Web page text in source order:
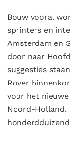
Bouw vooral
sprinters en
Amsterdam en
door naar
suggesties
Rover
voor het
Noord-Holland.